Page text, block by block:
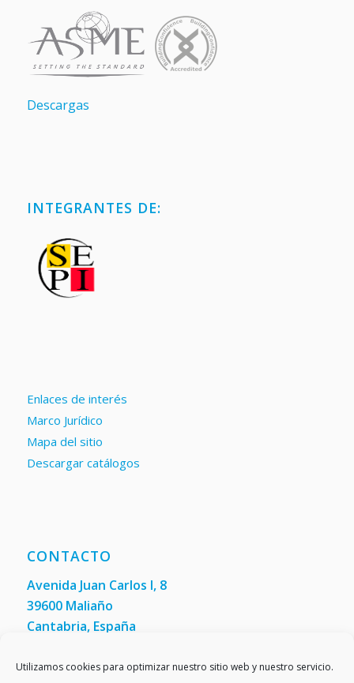
Utilizamos cookies para optimizar nuestro sitio web y nuestro servicio.
Descargas
INTEGRANTES DE:
Enlaces de interés
Marco Jurídico
Mapa del sitio
Descargar catálogos
CONTACTO
Avenida Juan Carlos I, 8
39600 Maliaño
Cantabria, España
Fax:(+34) 942 200 148